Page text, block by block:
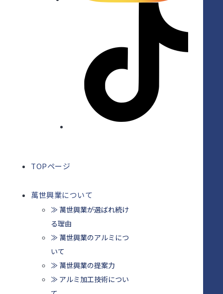
TOPページ
萬世興業について
≫ 萬世興業が選ばれ続け
る理由
≫ 萬世興業のアルミにつ
いて
≫ 萬世興業の提案力
≫ アルミ加工技術につい